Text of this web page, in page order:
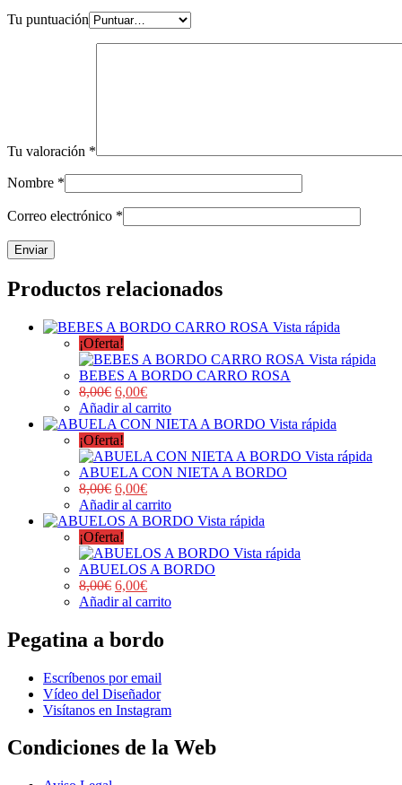
Tu puntuación
Tu valoración *
Nombre *
Correo electrónico *
Productos relacionados
Vista rápida
¡Oferta!
Vista rápida
BEBES A BORDO CARRO ROSA
8,00€ 6,00€
Añadir al carrito
Vista rápida
¡Oferta!
Vista rápida
ABUELA CON NIETA A BORDO
8,00€ 6,00€
Añadir al carrito
Vista rápida
¡Oferta!
Vista rápida
ABUELOS A BORDO
8,00€ 6,00€
Añadir al carrito
Pegatina a bordo
Escríbenos por email
Vídeo del Diseñador
Visítanos en Instagram
Condiciones de la Web